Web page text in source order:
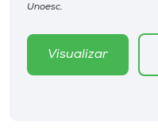
Editora
Rádio
Unoesc.
Visualizar